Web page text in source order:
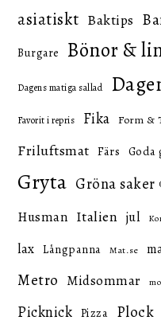
asiatiskt Baktips
Burgare Bönor &
Dagens matiga sallad
Favorit i repris Fika Form &
Friluftsmat Färs Goda
Gryta Gröna saker
Husman Italien jul
lax Långpanna Mat.se
Metro Midsommar
Picknick Pizza Plock